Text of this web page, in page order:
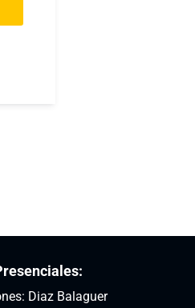
Diaz Balaguer